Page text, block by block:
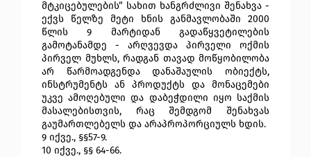
მტკიცებულების“ სახით ხანგრძლივი შენახვა -
ექვს წელზე მეტი ხნის განმავლობაში 2000
წლის 9 მარტიდან გადაწყვეტილების
გამოტანამდე - არღვევდა პირველი ოქმის
პირველ მუხლს, რადგან თავად მოწყობილობა
არ წარმოადგენდა დანაშაულის ობიექტს,
ინსტრუმენტს ან პროდუქტს და მონაცემები
უკვე ამოღებული და დაბეჭდილი იყო საქმის
მასალებისთვის, რაც შემდგომ შენახვას
გაუმართლებელს და არაპროპორციულს ხდის.
9 იქვე., §§57-9.
10 იქვე., §§ 64-66.